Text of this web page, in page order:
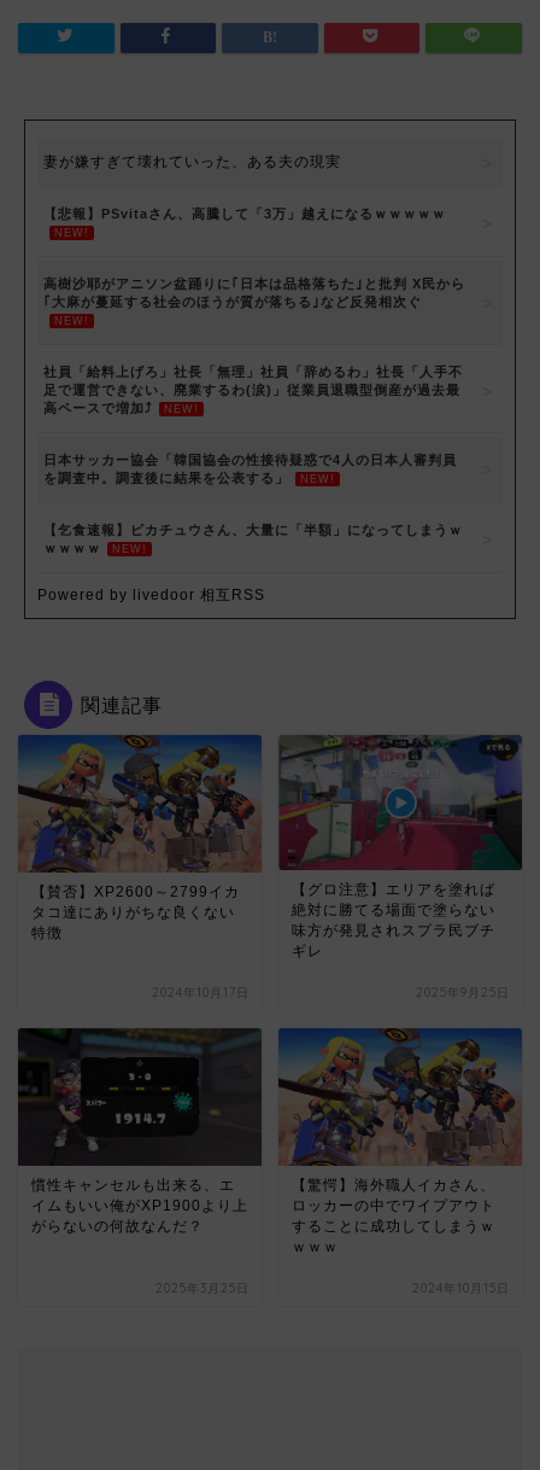
妻が嫌すぎて壊れていった、ある夫の現実
【悲報】PSvitaさん、高騰して「3万」越えになるｗｗｗｗｗ
NEW!
高樹沙耶がアニソン盆踊りに｢日本は品格落ちた｣と批判 X民から
｢大麻が蔓延する社会のほうが質が落ちる｣など反発相次ぐ
NEW!
社員「給料上げろ」社長「無理」社員「辞めるわ」社長「人手不
足で運営できない、廃業するわ(涙)」従業員退職型倒産が過去最
高ペースで増加⤴
NEW!
日本サッカー協会「韓国協会の性接待疑惑で4人の日本人審判員
を調査中。調査後に結果を公表する」
NEW!
【乞食速報】ピカチュウさん、大量に「半額」になってしまうｗ
ｗｗｗｗ
NEW!
Powered by livedoor 相互RSS
関連記事
【賛否】XP2600～2799イカ
タコ達にありがちな良くない
特徴
2024年10月17日
【グロ注意】エリアを塗れば
絶対に勝てる場面で塗らない
味方が発見されスプラ民ブチ
ギレ
2025年9月25日
慣性キャンセルも出来る、エ
イムもいい俺がXP1900より上
がらないの何故なんだ？
2025年3月25日
【驚愕】海外職人イカさん、
ロッカーの中でワイプアウト
することに成功してしまうｗ
ｗｗｗ
2024年10月15日